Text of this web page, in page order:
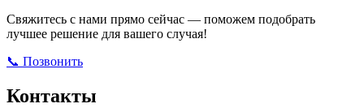
Свяжитесь с нами прямо сейчас — поможем подобрать
лучшее решение для вашего случая!
📞 Позвонить
Контакты